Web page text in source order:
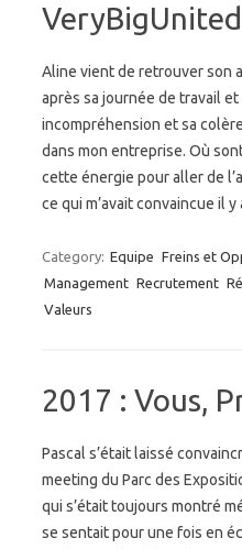
Aline vient de retrouver son
après sa journée de travail
incompréhension et sa
dans mon entreprise. Où
cette énergie pour aller de
ce qui m’avait convaincue il y
Category: Equipe Freins et
Management Recrutement
Valeurs
2017 : Vous,
Pascal s’était laissé
meeting du Parc des
qui s’était toujours montré
se sentait pour une fois en